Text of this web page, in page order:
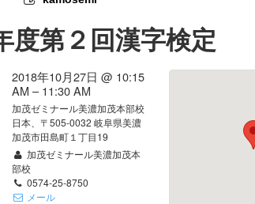
度第２回漢字検定
2018年10月27日 @ 10:15
AM – 11:30 AM
加茂ゼミナール美濃加茂本部校
日本、〒505-0032 岐阜県美濃
加茂市田島町１丁目19
加茂ゼミナール美濃加茂本
部校
0574-25-8750
メール